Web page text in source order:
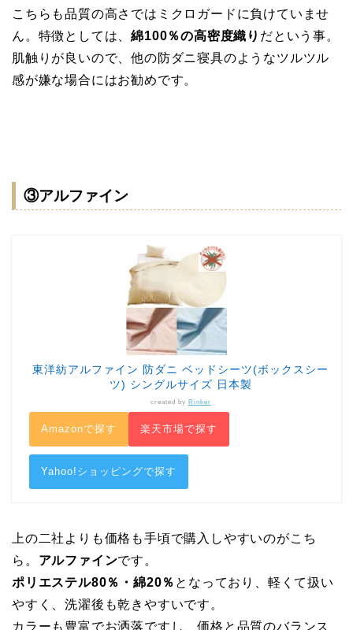
こちらも品質の高さではミクロガードに負けていませ
ん。特徴としては、綿100％の高密度織り だという事。
肌触りが良いので、他の防ダニ寝具のようなツルツル
感が嫌な場合にはお勧めです。
③アルファイン
東洋紡アルファイン 防ダニ ベッドシーツ(ボックスシー
ツ) シングルサイズ 日本製
created by Rinker
Amazonで探す 楽天市場で探す
Yahoo!ショッピングで探す
上の二社よりも価格も手頃で購入しやすいのがこち
ら。 アルファインです。
ポリエステル80％・綿20％ となっており、軽くて扱い
やすく、洗濯後も乾きやすいです。
カラーも豊富でお洒落ですし、価格と品質のバランス